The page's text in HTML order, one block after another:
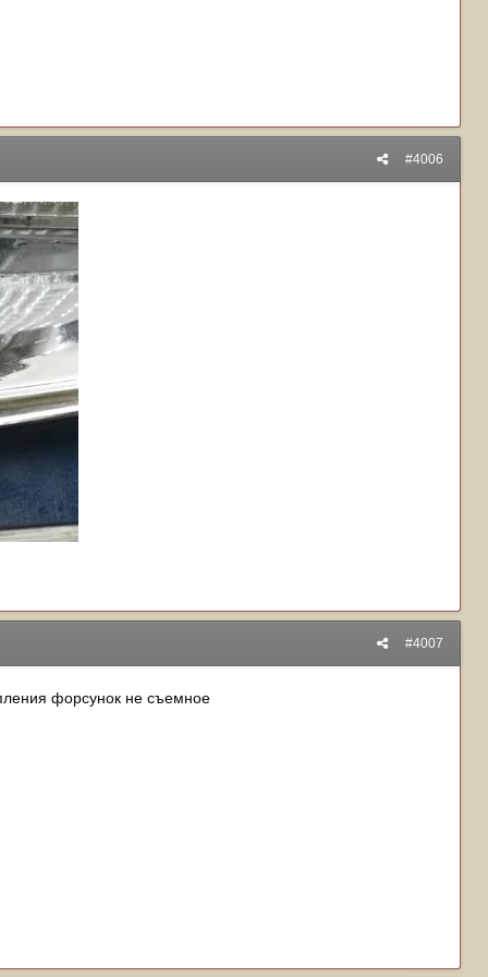
#4006
#4007
форсунок не съемное